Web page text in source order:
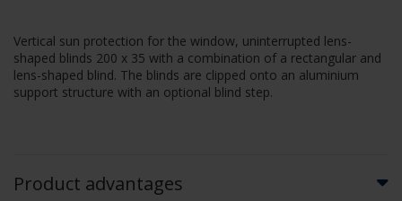
Vertical sun protection for the window, uninterrupted lens-
shaped blinds 200 x 35 with a combination of a rectangular and
lens-shaped blind. The blinds are clipped onto an aluminium
support structure with an optional blind step.
Product advantages